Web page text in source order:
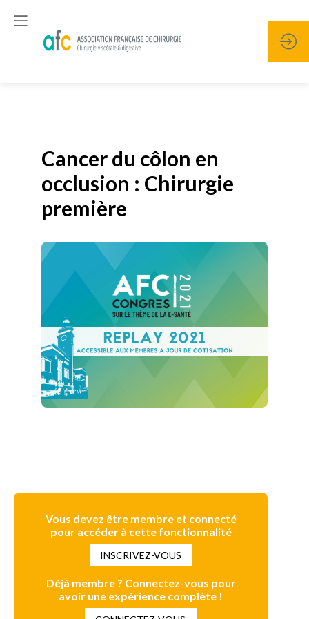
Cancer du côlon en
occlusion : Chirurgie
première
Vous devez être membre et connecté
pour accéder à cette fonctionnalité
INSCRIVEZ-VOUS
Déjà membre ? Connectez-vous pour
avoir une expérience complète !